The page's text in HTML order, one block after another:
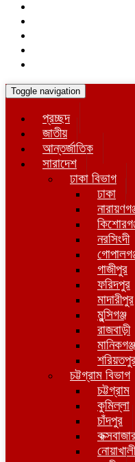
Toggle navigation
প্রচ্ছদ
জাতীয়
আন্তর্জাতিক
সারাদেশ
ঢাকা বিভাগ
ঢাকা
নরসিংদী
গাজীপুর
ফরিদপুর
মাদারীপুর
মুন্সিগঞ্জ
রাজবাড়ী
মানিকগঞ্জ
চট্টগ্রাম বিভাগ
চট্টগ্রাম
কুমিল্লা
চাঁদপুর
নোয়াখালী